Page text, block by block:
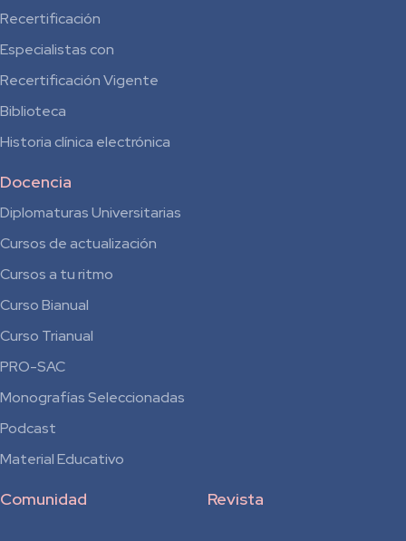
Recertificación
Especialistas con
Recertificación Vigente
Biblioteca
Historia clínica electrónica
Docencia
Diplomaturas Universitarias
Cursos de actualización
Cursos a tu ritmo
Curso Bianual
para
Residentes
Curso Trianual
PRO-SAC
Monografías Seleccionadas
Podcast
Material Educativo
Revista
Comunidad